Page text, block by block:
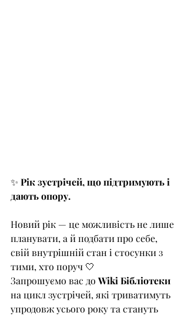
✨ Рік зустрічей, що підтримують і
дають опору.
Новий рік — це можливість не лише
планувати, а й подбати про себе,
свій внутрішній стан і стосунки з
тими, хто поруч 🤍
Запрошуємо вас до Wiki Бібліотеки
на цикл зустрічей, які триватимуть
упродовж усього року та стануть